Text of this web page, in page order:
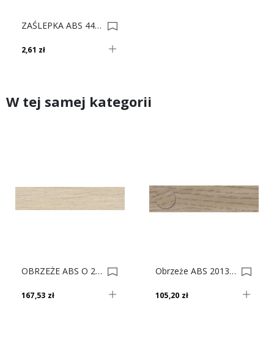
ZAŚLEPKA ABS 4410 Orzech Złoty 0017333
2,61 zł
W tej samej kategorii
OBRZEŻE ABS O 22/0.8 20260 Cx 100 Mb D/new 0035649-0035681
167,53 zł
Obrzeże ABS 20130 Ov Kasztan Spokojny Do Płyty SWISS KRONO 0022999-0023266
105,20 zł